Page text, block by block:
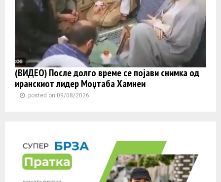
(ВИДЕО) После долго време се појави снимка од
иранскиот лидер Моџтаба Хамнеи
posted on 09/08/2026